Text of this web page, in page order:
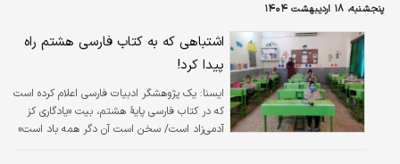
پنجشنبه، ۱۸ اردیبهشت ۱۴۰۴
اشتباهی که به کتاب فارسی هشتم راه
پیدا کرد!
ايسنا: یک پژوهشگر ادبیات فارسی اعلام کرده است
که در کتاب فارسی پایۀ هشتم، بیت «یادگاری کز
آدمی‌زاد است/ سخن است آن دگر همه باد است»